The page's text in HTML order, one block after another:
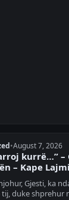
•August 7, 2026
kurrë…”
– Kape
Gjesti, ka
tij, duke shprehur